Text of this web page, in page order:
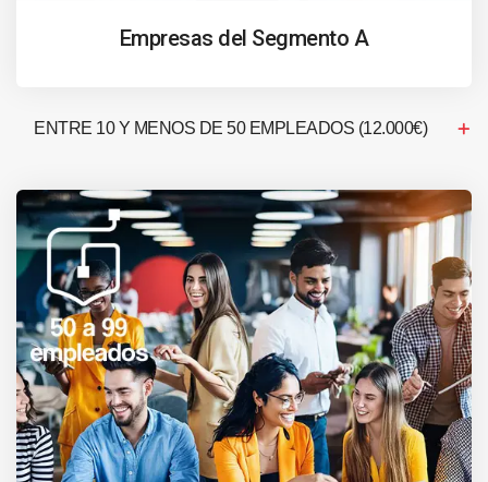
Empresas del Segmento A
ENTRE 10 Y MENOS DE 50 EMPLEADOS (12.000€)